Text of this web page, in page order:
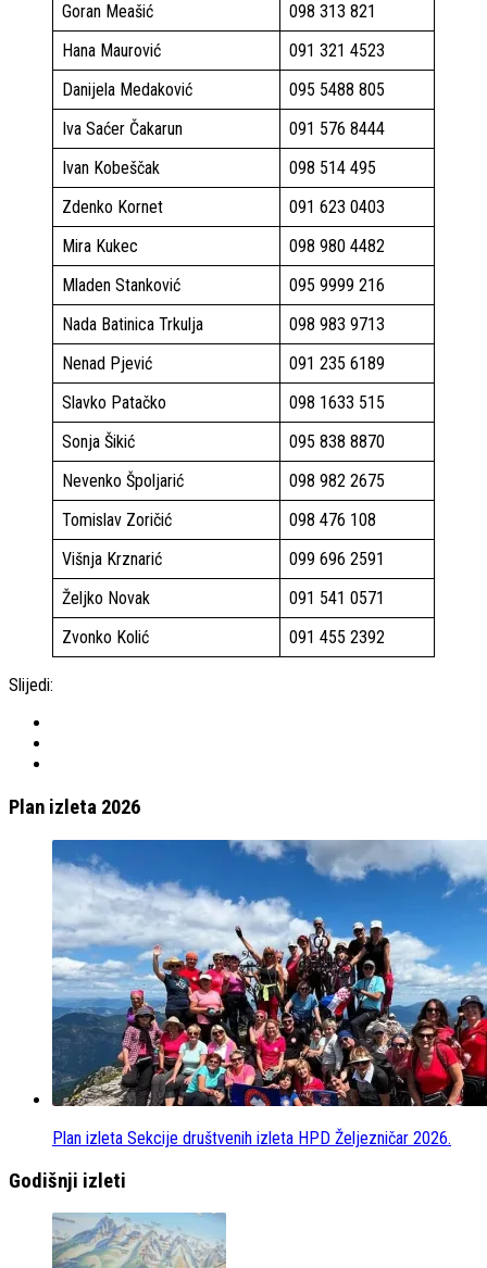
Goran Meašić
098 313 821
Hana Maurović
091 321 4523
Danijela Medaković
095 5488 805
Iva Saćer Čakarun
091 576 8444
Ivan Kobeščak
098 514 495
Zdenko Kornet
091 623 0403
Mira Kukec
098 980 4482
Mladen Stanković
095 9999 216
Nada Batinica Trkulja
098 983 9713
Nenad Pjević
091 235 6189
Slavko Patačko
098 1633 515
Sonja Šikić
095 838 8870
Nevenko Špoljarić
098 982 2675
Tomislav Zoričić
098 476 108
Višnja Krznarić
099 696 2591
Željko Novak
091 541 0571
Zvonko Kolić
091 455 2392
Slijedi:
Plan izleta 2026
Plan izleta Sekcije društvenih izleta HPD Željezničar 2026.
Godišnji izleti